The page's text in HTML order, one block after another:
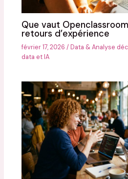
Que vaut
retours d’expérience
février 17, 2026/Data & Analyse
data et IA